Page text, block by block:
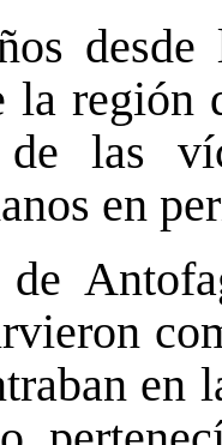
la región
de las
en
en